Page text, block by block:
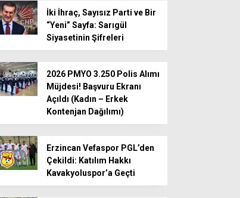
İki İhraç, Sayısız Parti ve Bir
“Yeni” Sayfa: Sarıgül
Siyasetinin Şifreleri
2026 PMYO 3.250 Polis Alımı
Müjdesi! Başvuru Ekranı
Açıldı (Kadın – Erkek
Kontenjan Dağılımı)
Erzincan Vefaspor PGL’den
Çekildi: Katılım Hakkı
Kavakyoluspor’a Geçti